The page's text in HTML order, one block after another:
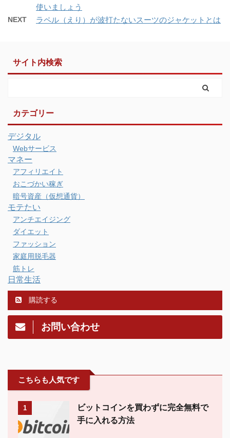
使いましょう
NEXT ラペル（えり）が波打たないスーツのジャケットとは
サイト内検索
カテゴリー
デジタル
Webサービス
マネー
アフィリエイト
おこづかい稼ぎ
暗号資産（仮想通貨）
モテたい
アンチエイジング
ダイエット
ファッション
家庭用脱毛器
筋トレ
日常生活
購読する
お問い合わせ
こちらも人気です
1
ビットコインを買わずに完全無料で
手に入れる方法